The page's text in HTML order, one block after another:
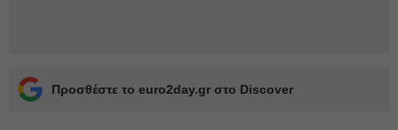
Προσθέστε το euro2day.gr στο Discover